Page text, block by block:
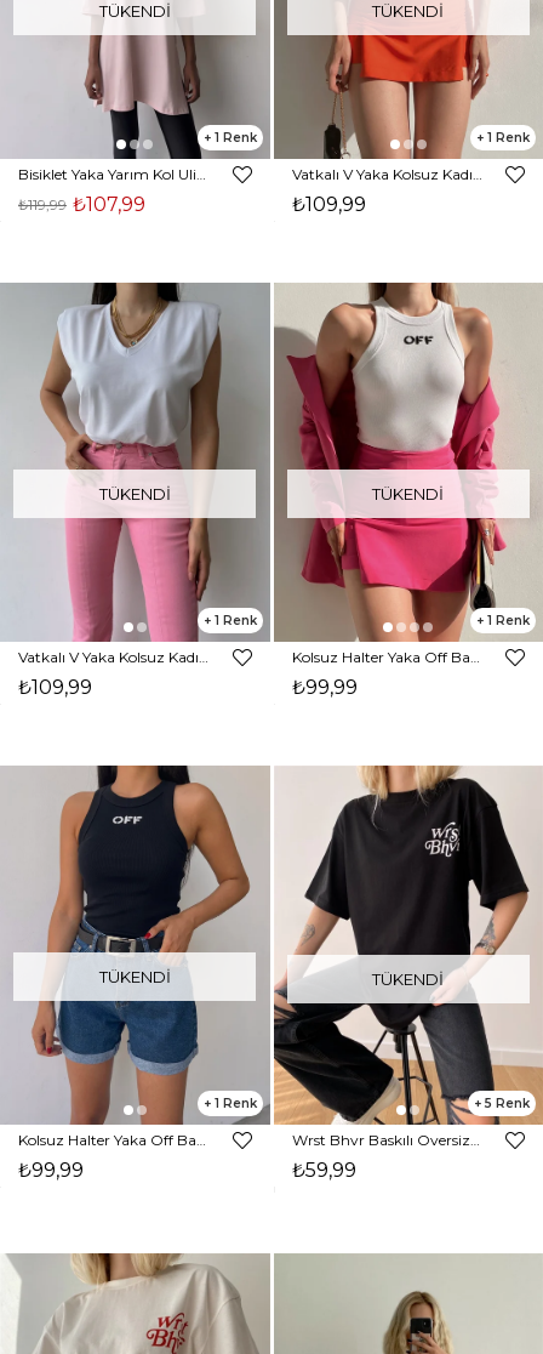
TÜKENDI
1
₺107,99
₺119,99
TÜKENDI
1
₺109,99
TÜKENDI
1
₺109,99
TÜKENDI
1
₺99,99
TÜKENDI
1
₺99,99
TÜKENDI
5
₺59,99